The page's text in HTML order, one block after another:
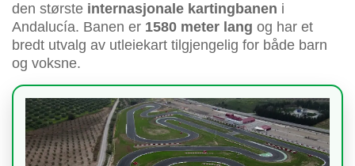
den største internasjonale kartingbanen i
Andalucía. Banen er 1580 meter lang og har et
bredt utvalg av utleiekart tilgjengelig for både barn
og voksne.